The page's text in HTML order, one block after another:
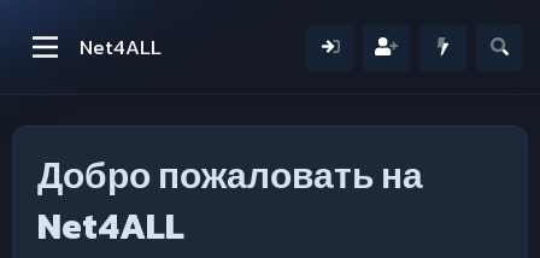
Net4ALL
Добро пожаловать на
Net4ALL